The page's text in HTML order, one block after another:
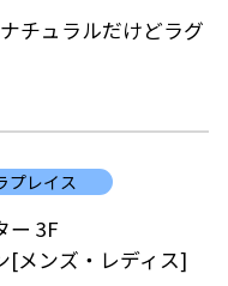
チュラルだけどラグ
を大切にするしな
ェミニティを提案
プレイス
ー 3F
[メンズ・レディス]